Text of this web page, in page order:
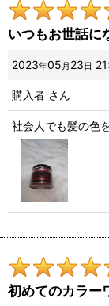
いつもお世話に
2023年05 月 23 日
購入者 さん
社会人でも髪の色
初めてのカラー